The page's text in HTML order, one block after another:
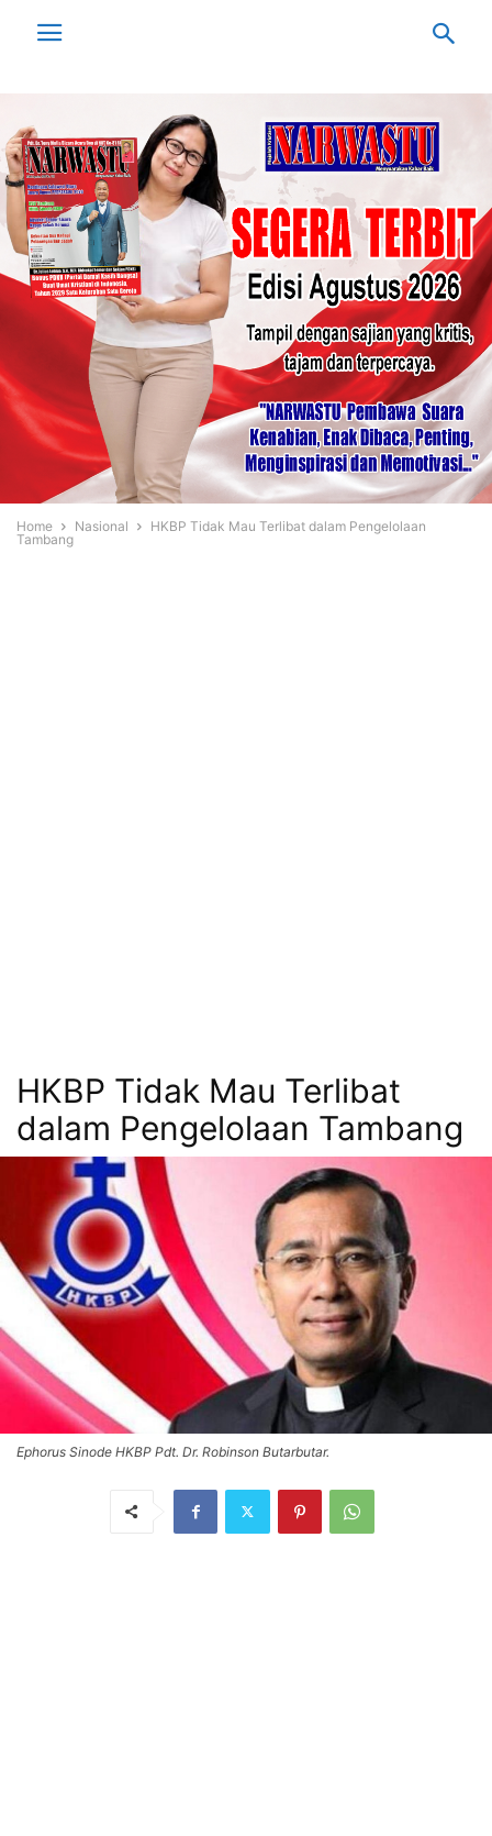
Home Nasional
HKBP Tidak Mau Terlibat dalam Pengelolaan
Tambang
HKBP Tidak Mau Terlibat
dalam Pengelolaan Tambang
Ephorus Sinode HKBP Pdt. Dr. Robinson Butarbutar.